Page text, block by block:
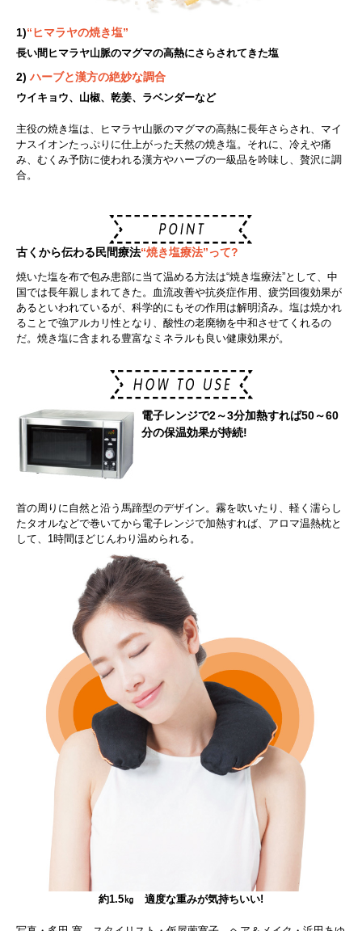
1)“ヒマラヤの焼き塩”
長い間ヒマラヤ山脈のマグマの高熱にさらされてきた塩
2)ハーブと漢方の絶妙な調合
ウイキョウ、山椒、乾姜、ラベンダーなど
主役の焼き塩は、ヒマラヤ山脈のマグマの高熱に長年さらされ、マイ
ナスイオンたっぷりに仕上がった天然の焼き塩。それに、冷えや痛
み、むくみ予防に使われる漢方やハーブの一級品を吟味し、贅沢に調
合。
古くから伝わる民間療法“焼き塩療法”って?
焼いた塩を布で包み患部に当て温める方法は“焼き塩療法”として、中
国では長年親しまれてきた。血流改善や抗炎症作用、疲労回復効果が
あるといわれているが、科学的にもその作用は解明済み。塩は焼かれ
ることで強アルカリ性となり、酸性の老廃物を中和させてくれるの
だ。焼き塩に含まれる豊富なミネラルも良い健康効果が。
電子レンジで2～3分加熱すれば50～60
分の保温効果が持続!
首の周りに自然と沿う馬蹄型のデザイン。霧を吹いたり、軽く濡らし
たタオルなどで巻いてから電子レンジで加熱すれば、アロマ温熱枕と
して、1時間ほどじんわり温められる。
約1.5㎏ 適度な重みが気持ちいい!